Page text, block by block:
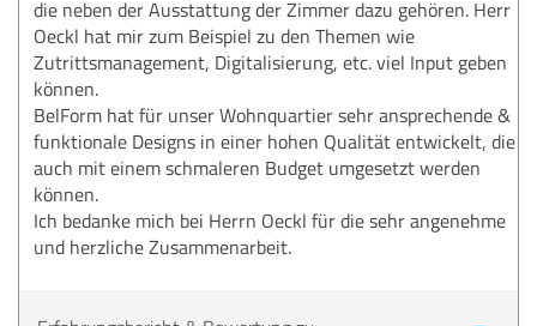
die neben der Ausstattung der Zimmer dazu gehören. Herr
Oeckl hat mir zum Beispiel zu den Themen wie
Zutrittsmanagement, Digitalisierung, etc. viel Input geben
können.
BelForm hat für unser Wohnquartier sehr ansprechende &
funktionale Designs in einer hohen Qualität entwickelt, die
auch mit einem schmaleren Budget umgesetzt werden
können.
Ich bedanke mich bei Herrn Oeckl für die sehr angenehme
und herzliche Zusammenarbeit.